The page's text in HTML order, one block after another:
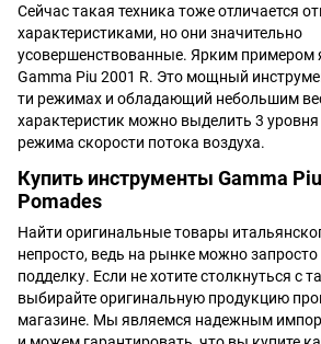
Сейчас такая техника тоже отличается
характеристиками, но они значительно
усовершенствованные. Ярким примером
Gamma Piu 2001 R. Это мощный
ти режимах и обладающий небольшим
характеристик можно выделить 3
режима скорости потока воздуха.
Купить инструменты Gamma
Pomades
Найти оригинальные товары
непросто, ведь на рынке можно запросто
подделку. Если не хотите столкнуться с
выбирайте оригинальную продукцию
магазине. Мы являемся надежным